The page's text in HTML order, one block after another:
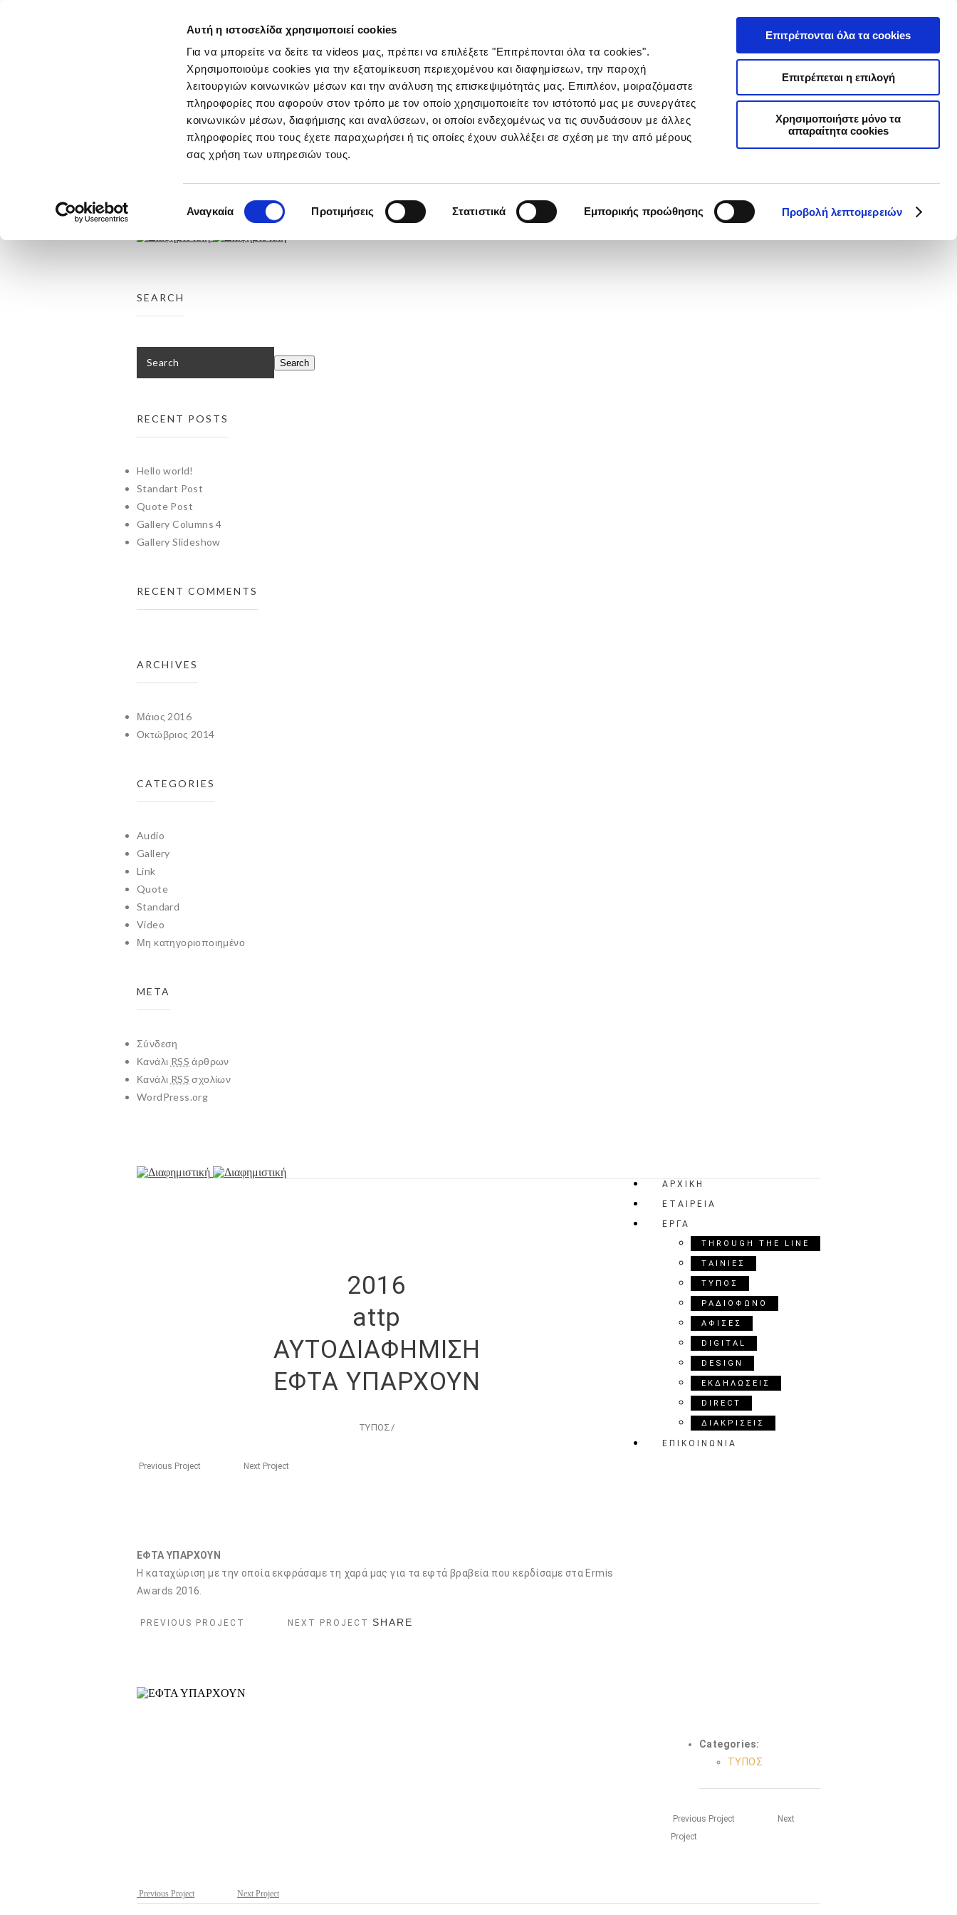
Αυτή η ιστοσελίδα χρησιμοποιεί cookies
Για να μπορείτε να δείτε τα videos μας, πρέπει να επιλέξετε "Επιτρέπονται όλα τα cookies".
Χρησιμοποιούμε cookies για την εξατομίκευση περιεχομένου και διαφημίσεων, την παροχή
λειτουργιών κοινωνικών μέσων και την ανάλυση της επισκεψιμότητάς μας. Επιπλέον, μοιραζόμαστε
πληροφορίες που αφορούν στον τρόπο με τον οποίο χρησιμοποιείτε τον ιστότοπό μας με συνεργάτες
κοινωνικών μέσων, διαφήμισης και αναλύσεων, οι οποίοι ενδεχομένως να τις συνδυάσουν με άλλες
πληροφορίες που τους έχετε παραχωρήσει ή τις οποίες έχουν συλλέξει σε σχέση με την από μέρους
σας χρήση των υπηρεσιών τους.
συγκατάθεσης
Αναγκαία Προτιμήσεις Στατιστικά Εμπορικής προώθησης Προβολή λεπτομερειών
Επιτρέπονται όλα τα cookies
Επιτρέπεται η επιλογή
Χρησιμοποιήστε μόνο τα
απαραίτητα cookies
ΑΡΧΙΚΗ
ΕΤΑΙΡΕΙΑ
ΕΡΓΑ
THROUGH THE LINE
ΤΑΙΝΙΕΣ
ΤΥΠΟΣ
ΡΑΔΙΟΦΩΝΟ
ΑΦΙΣΕΣ
DIGITAL
DESIGN
DIRECT
ΔΙΑΚΡΙΣΕΙΣ
ΕΠΙΚΟΙΝΩΝΙΑ
SEARCH
RECENT POSTS
Hello world!
Standart Post
Quote Post
Gallery Columns 4
Gallery Slideshow
RECENT COMMENTS
ARCHIVES
Μάιος 2016
Οκτώβριος 2014
CATEGORIES
Audio
Gallery
Link
Quote
Standard
Video
Μη κατηγοριοποιημένο
META
Σύνδεση
Κανάλι RSS άρθρων
Κανάλι RSS σχολίων
WordPress.org
ΑΡΧΙΚΗ
ΕΤΑΙΡΕΙΑ
ΕΡΓΑ
THROUGH THE LINE
ΤΑΙΝΙΕΣ
ΤΥΠΟΣ
ΡΑΔΙΟΦΩΝΟ
ΑΦΙΣΕΣ
DIGITAL
DESIGN
ΕΚΔΗΛΩΣΕΙΣ
DIRECT
ΔΙΑΚΡΙΣΕΙΣ
ΕΠΙΚΟΙΝΩΝΙΑ
2016
attp
ΑΥΤΟΔΙΑΦΗΜΙΣΗ
ΕΦΤΑ ΥΠΑΡΧΟΥΝ
ΤΥΠΟΣ/
Previous Project Next Project
ΕΦΤΑ ΥΠΑΡΧΟΥΝ
Η καταχώριση με την οποία εκφράσαμε τη χαρά μας για τα εφτά βραβεία που κερδίσαμε στα Ermis
Awards 2016.
PREVIOUS PROJECT NEXT PROJECT SHARE
Categories:
ΤΥΠΟΣ
Previous Project
Next
Project
Previous Project Next Project